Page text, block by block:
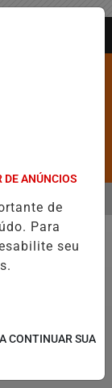
E REFORÇA
MENU
na PEC
DE ANÚNCIOS
de
Para
seu
CONTINUAR SUA